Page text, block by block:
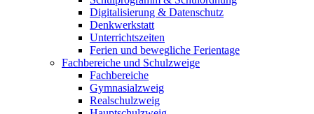
Digitalisierung & Datenschutz
Denkwerkstatt
Unterrichtszeiten
Ferien und bewegliche Ferientage
Fachbereiche und Schulzweige
Fachbereiche
Gymnasialzweig
Realschulzweig